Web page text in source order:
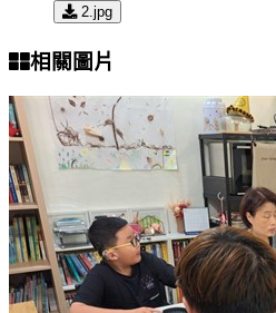
2.jpg
相關圖片